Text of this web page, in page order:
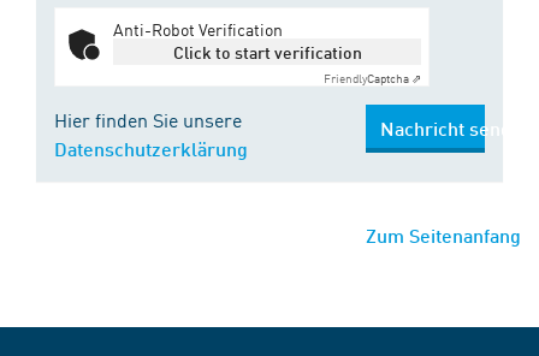
Anti-Robot Verification
Click to start verification
FriendlyCaptcha ⇗
Hier finden Sie unsere
Datenschutzerklärung
Nachricht senden
Zum Seitenanfang